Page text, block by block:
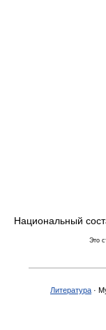
Национальный
Это
Литература ·